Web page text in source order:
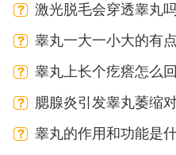
激光脱毛会穿透睾丸
睾丸一大一小大的有
睾丸上长个疙瘩怎么
腮腺炎引发睾丸萎缩
睾丸的作用和功能是